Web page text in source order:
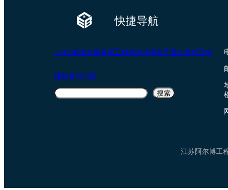
快捷导航
UHPC解决方案景观工程树池坐凳关于我们材料百科
建装材料问答
搜
索
搜索
江苏阿尔博工